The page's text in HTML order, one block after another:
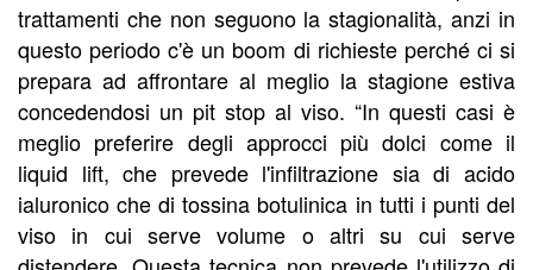
trattamenti che non seguono la stagionalità, anzi in
questo periodo c'è un boom di richieste perché ci si
prepara ad affrontare al meglio la stagione estiva
concedendosi un pit stop al viso. “In questi casi è
meglio preferire degli approcci più dolci come il
liquid lift, che prevede l'infiltrazione sia di acido
ialuronico che di tossina botulinica in tutti i punti del
viso in cui serve volume o altri su cui serve